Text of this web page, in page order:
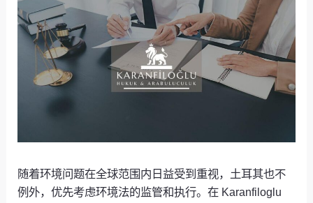
随着环境问题在全球范围内日益受到重视，土耳其也不
例外，优先考虑环境法的监管和执行。在 Karanfiloglu